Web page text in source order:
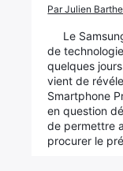
Par Julien
Le
de
quelques
vient de
Smartphone
en question
de permettre
procurer le